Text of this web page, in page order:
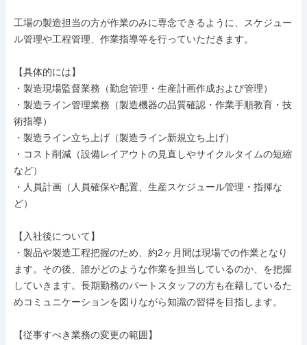
工場の製造担当の方が作業のみに専念できるように、スケジュー
ル管理や工程管理、作業指導等を行っていただきます。
【具体的には】
・製造現場監督業務（勤怠管理・生産計画作成および管理）
・製造ライン管理業務（製造機器の品質確認・作業手順教育・技
術指導）
・製造ライン立ち上げ（製造ライン新規立ち上げ）
・コスト削減（設備レイアウトの見直しやサイクルタイムの短縮
など）
・人員計画（人員確保や配置、生産スケジュール管理・指揮な
ど）
【入社後について】
・製品や製造工程把握のため、約2ヶ月間は現場での作業となり
ます。その後、誰がどのような作業を担当しているのか、を把握
していきます。長期勤務のパートスタッフの方も在籍しているた
めコミュニケーションを図りながら知識の習得を目指します。
【従事すべき業務の変更の範囲】